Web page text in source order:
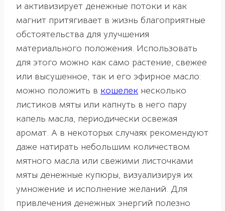
и активизирует денежные потоки и как
магнит притягивает в жизнь благоприятные
обстоятельства для улучшения
материального положения. Использовать
для этого можно как само растение, свежее
или высушенное, так и его эфирное масло:
можно положить в кошелек несколько
листиков мяты или капнуть в него пару
капель масла, периодически освежая
аромат. А в некоторых случаях рекомендуют
даже натирать небольшим количеством
мятного масла или свежими листочками
мяты денежные купюры, визуализируя их
умножение и исполнение желаний. Для
привлечения денежных энергий полезно